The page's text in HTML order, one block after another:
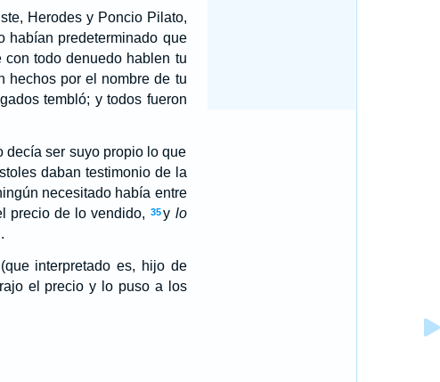
Herodes y Poncio Pilato,
habían predeterminado que
todo denuedo hablen tu
hechos por el nombre de tu
tembló; y todos fueron
decía ser suyo propio lo que
daban testimonio de la
necesitado había entre
precio de lo vendido,
35 y lo
interpretado es, hijo de
el precio y lo puso a los